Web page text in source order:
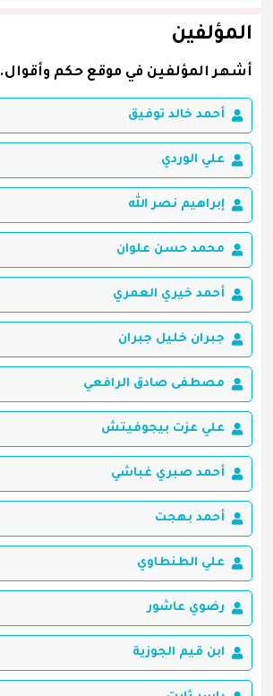
المؤلفين
أشهر المؤلفين في موقع حكم وأقوال.
أحمد خالد توفيق
علي الوردي
إبراهيم نصر الله
محمد حسن علوان
أحمد خيري العمري
جبران خليل جبران
مصطفى صادق الرافعي
علي عزت بيجوفيتش
أحمد صبري غباشي
أحمد بهجت
علي الطنطاوي
رضوي عاشور
ابن قيم الجوزية